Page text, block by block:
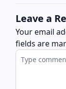
Leave a
Your email
fields are